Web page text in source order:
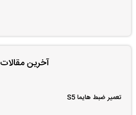
آخرین مقالات
تعمیر ضبط هایما S5